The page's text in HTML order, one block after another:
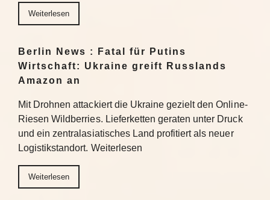
Weiterlesen
Berlin News : Fatal für Putins
Wirtschaft: Ukraine greift Russlands
Amazon an
Mit Drohnen attackiert die Ukraine gezielt den Online-
Riesen Wildberries. Lieferketten geraten unter Druck
und ein zentralasiatisches Land profitiert als neuer
Logistikstandort. Weiterlesen
Weiterlesen